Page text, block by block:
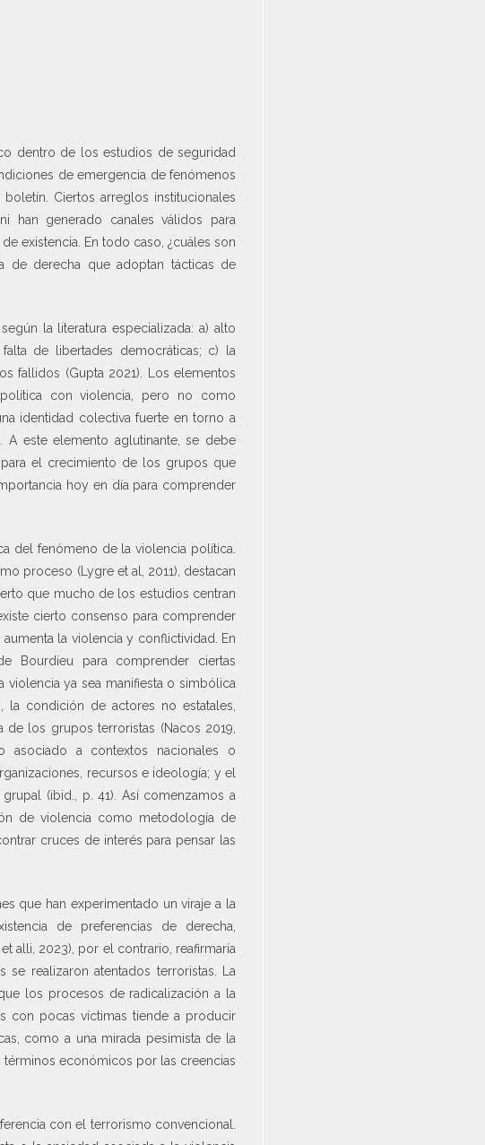
dentro de los estudios de seguridad
de emergencia de fenómenos
Ciertos arreglos institucionales
han generado canales válidos para
existencia. En todo caso, ¿cuáles son
de derecha que adoptan tácticas de
la literatura especializada: a) alto
de libertades democráticas; c) la
fallidos (Gupta 2021). Los elementos
con violencia, pero no como
identidad colectiva fuerte en torno a
A este elemento aglutinante, se debe
el crecimiento de los grupos que
hoy en día para comprender
del fenómeno de la violencia política.
proceso (Lygre et al, 2011), destacan
que mucho de los estudios centran
cierto consenso para comprender
la violencia y conflictividad. En
Bourdieu para comprender ciertas
ya sea manifiesta o simbólica
condición de actores no estatales,
los grupos terroristas (Nacos 2019,
asociado a contextos nacionales o
recursos e ideología; y el
(ibid., p. 41). Así comenzamos a
de violencia como metodología de
cruces de interés para pensar las
que han experimentado un viraje a la
de preferencias de derecha,
alli, 2023), por el contrario, reafirmaría
realizaron atentados terroristas. La
los procesos de radicalización a la
con pocas víctimas tiende a producir
como a una mirada pesimista de la
términos económicos por las creencias
con el terrorismo convencional.